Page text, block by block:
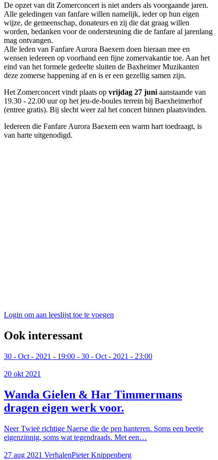
De opzet van dit Zomerconcert is niet anders als voorgaande jaren.
Alle geledingen van fanfare willen namelijk, ieder op hun eigen
wijze, de gemeenschap, donateurs en zij die dat graag willen
worden, bedanken voor de ondersteuning die de fanfare al jarenlang
mag ontvangen.
Alle leden van Fanfare Aurora Baexem doen hieraan mee en
wensen iedereen op voorhand een fijne zomervakantie toe. Aan het
eind van het formele gedeelte sluiten de Baxheimer Muzikanten
deze zomerse happening af en is er een gezellig samen zijn.
Het Zomerconcert vindt plaats op vrijdag 27 juni aanstaande van
19.30 - 22.00 uur op het jeu-de-boules terrein bij Baexheimerhof
(entree gratis). Bij slecht weer zal het concert binnen plaatsvinden.
Iedereen die Fanfare Aurora Baexem een warm hart toedraagt, is
van harte uitgenodigd.
Login om aan leeslijst toe te voegen
Ook interessant
30 - Oct - 2021 - 19:00 - 30 - Oct - 2021 - 23:00
20 okt 2021
Wanda Gielen & Har Timmermans
dragen eigen werk voor.
Neer Twieë richtige Naerse die de pen hanteren. Soms een beetje
eigenzinnig, soms wat tegendraads. Met een…
27 aug 2021 VerhalenPieter Knippenberg